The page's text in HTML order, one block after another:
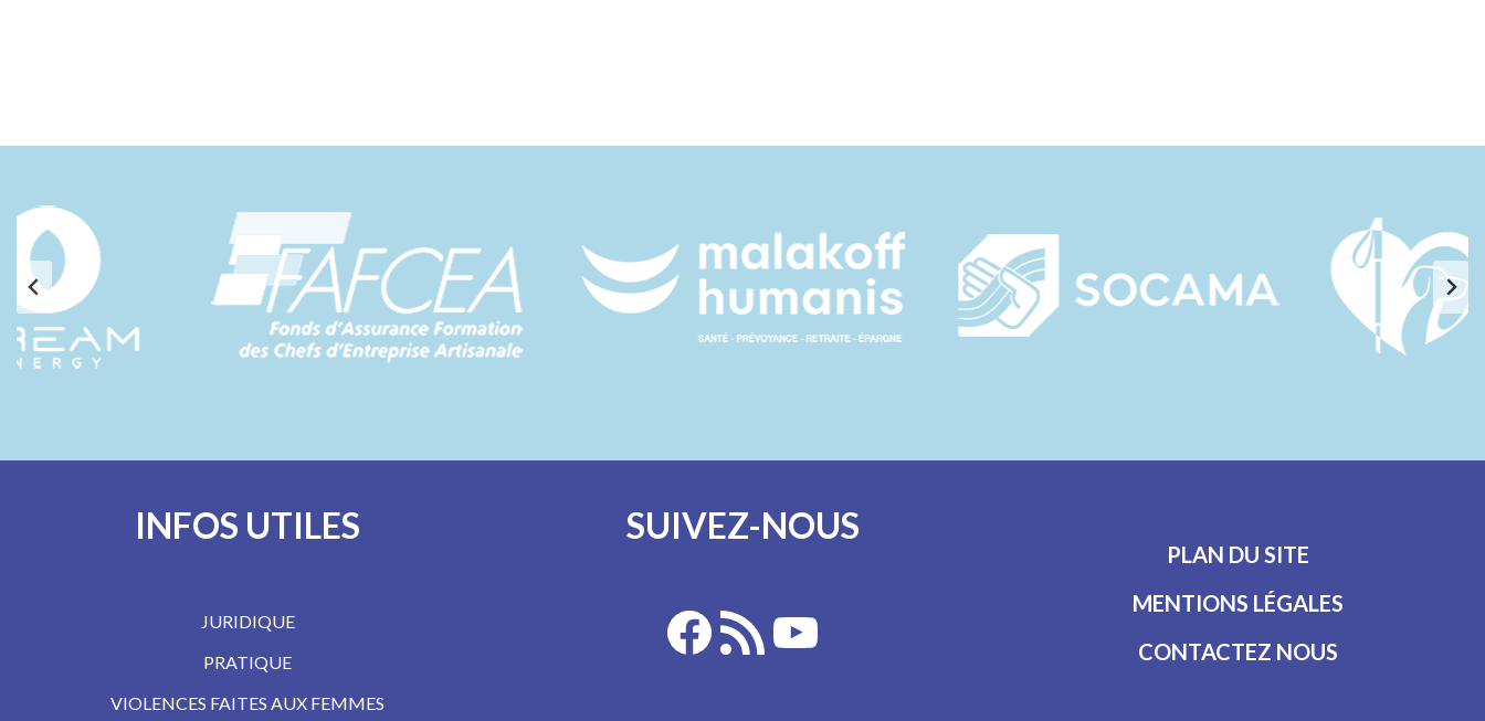
INFOS UTILES
JURIDIQUE
PRATIQUE
VIOLENCES FAITES AUX FEMMES
SUIVEZ-NOUS
PLAN DU SITE
MENTIONS LÉGALES
CONTACTEZ NOUS